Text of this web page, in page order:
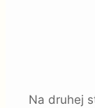
Na druhej